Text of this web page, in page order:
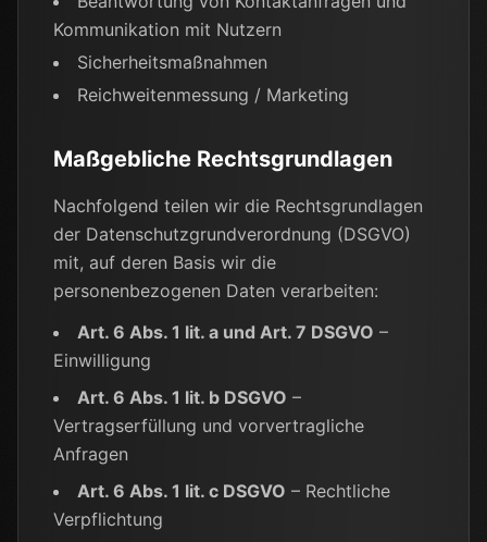
Kommunikation mit Nutzern
Sicherheitsmaßnahmen
Reichweitenmessung / Marketing
Maßgebliche Rechtsgrundlagen
Nachfolgend teilen wir die Rechtsgrundlagen
der Datenschutzgrundverordnung (DSGVO)
mit, auf deren Basis wir die
personenbezogenen Daten verarbeiten:
Art. 6 Abs. 1 lit. a und Art. 7 DSGVO –
Einwilligung
Art. 6 Abs. 1 lit. b DSGVO –
Vertragserfüllung und vorvertragliche
Anfragen
Art. 6 Abs. 1 lit. c DSGVO – Rechtliche
Verpflichtung